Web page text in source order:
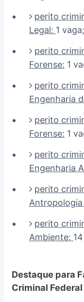
perito
Legal: 1 vaga;
perito
Forense: 1
perito
Engenharia
perito
Forense: 1
perito
Engenharia
perito
Antropologia
perito
Ambiente:
Destaque para
Criminal Federal